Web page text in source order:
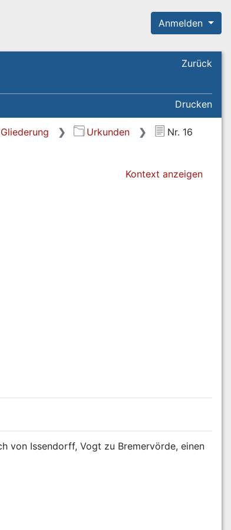
Anmelden
Zurück
Drucken
Gliederung Urkunden Nr. 16
Kontext anzeigen
von Issendorff, Vogt zu Bremervörde, einen